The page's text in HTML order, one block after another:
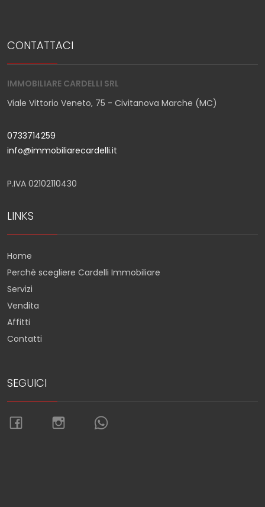
CONTATTACI
IMMOBILIARE CARDELLI SRL
Viale Vittorio Veneto, 75 - Civitanova Marche (MC)
0733714259
info@immobiliarecardelli.it
P.IVA 02102110430
LINKS
Home
Perchè scegliere Cardelli Immobiliare
Servizi
Vendita
Affitti
Contatti
SEGUICI